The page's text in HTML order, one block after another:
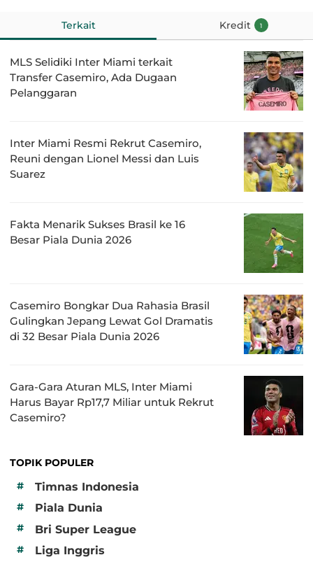
Terkait Kredit 1
MLS Selidiki Inter Miami terkait
Transfer Casemiro, Ada Dugaan
Pelanggaran
Inter Miami Resmi Rekrut Casemiro,
Reuni dengan Lionel Messi dan Luis
Suarez
Fakta Menarik Sukses Brasil ke 16
Besar Piala Dunia 2026
Casemiro Bongkar Dua Rahasia Brasil
Gulingkan Jepang Lewat Gol Dramatis
di 32 Besar Piala Dunia 2026
Gara-Gara Aturan MLS, Inter Miami
Harus Bayar Rp17,7 Miliar untuk Rekrut
Casemiro?
TOPIK POPULER
#
Timnas Indonesia
# Piala Dunia
# Bri Super League
# Liga Inggris